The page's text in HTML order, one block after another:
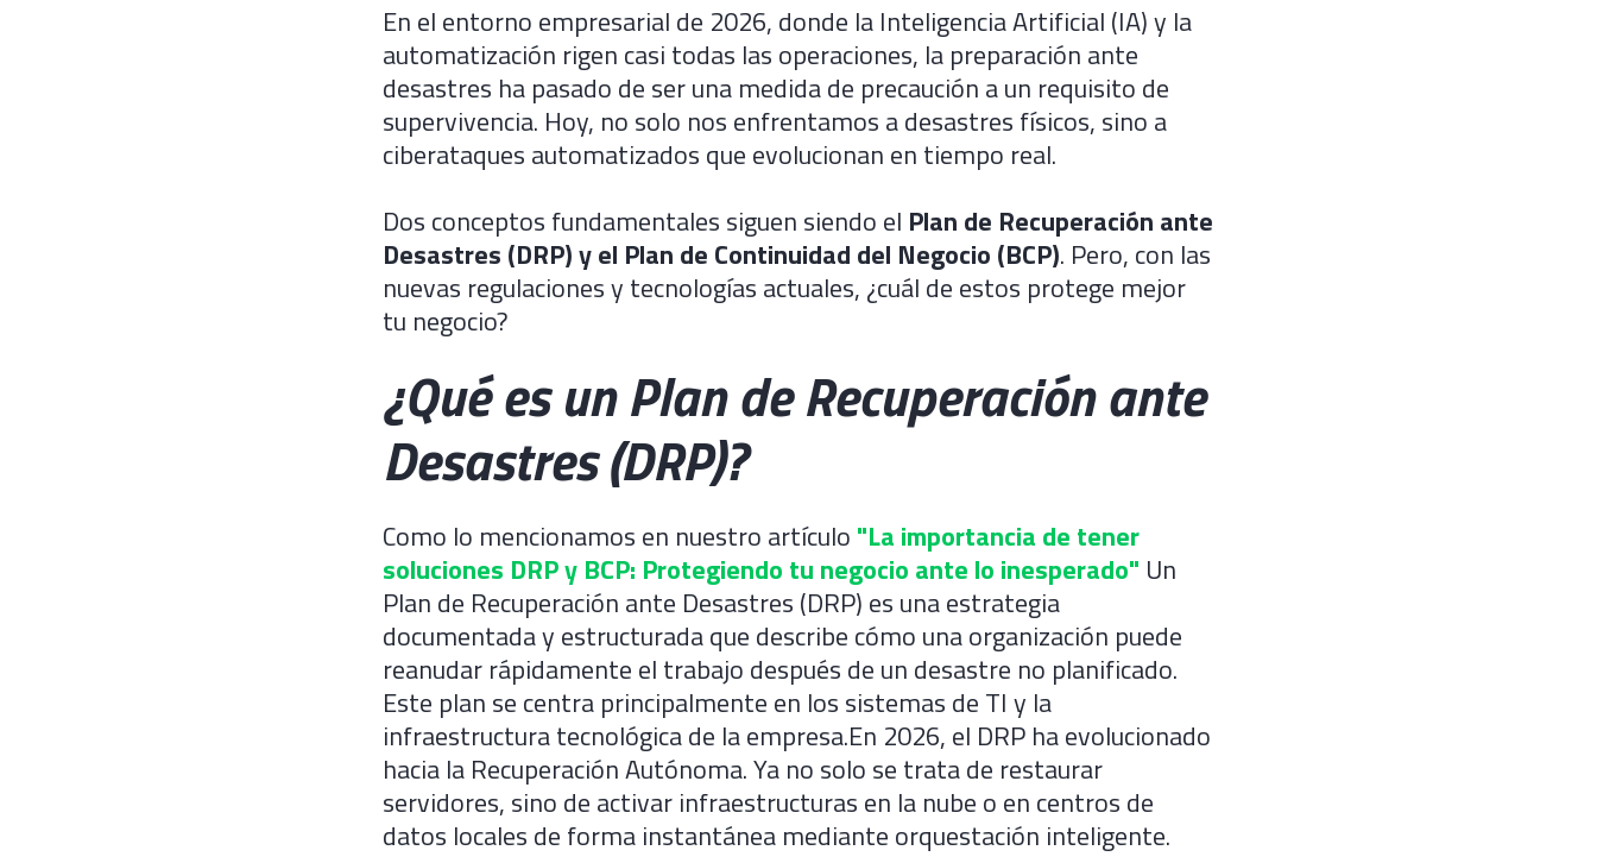
En el entorno empresarial de 2026, donde la Inteligencia Artificial (IA) y la
automatización rigen casi todas las operaciones, la preparación ante
desastres ha pasado de ser una medida de precaución a un requisito de
supervivencia. Hoy, no solo nos enfrentamos a desastres físicos, sino a
ciberataques automatizados que evolucionan en tiempo real.
Dos conceptos fundamentales siguen siendo el Plan de Recuperación ante
Desastres (DRP) y el Plan de Continuidad del Negocio (BCP). Pero, con las
nuevas regulaciones y tecnologías actuales, ¿cuál de estos protege mejor
tu negocio?
¿Qué es un Plan de Recuperación ante
Desastres (DRP)?
Como lo mencionamos en nuestro artículo "La importancia de tener
soluciones DRP y BCP: Protegiendo tu negocio ante lo inesperado" Un
Plan de Recuperación ante Desastres (DRP) es una estrategia
documentada y estructurada que describe cómo una organización puede
reanudar rápidamente el trabajo después de un desastre no planificado.
Este plan se centra principalmente en los sistemas de TI y la
infraestructura tecnológica de la empresa.En 2026, el DRP ha evolucionado
hacia la Recuperación Autónoma. Ya no solo se trata de restaurar
servidores, sino de activar infraestructuras en la nube o en centros de
datos locales de forma instantánea mediante orquestación inteligente.